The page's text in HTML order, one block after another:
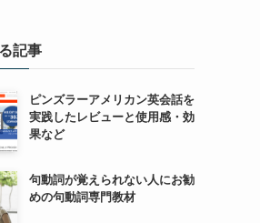
記事
ピンズラーアメリカン英会話を
実践したレビューと使用感・効
果など
句動詞が覚えられない人にお勧
めの句動詞専門教材